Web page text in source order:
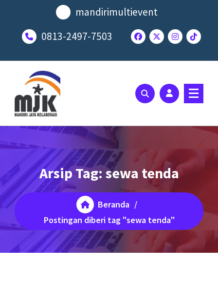
mandirimultievent
0813-2497-7503
Arsip Tag: sewa tenda
Beranda /
Postingan diberi tag "sewa tenda"